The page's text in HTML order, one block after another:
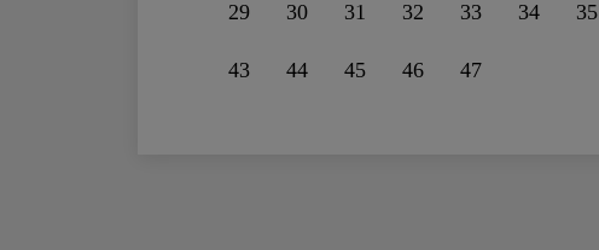
29 30 31 32 33 34 35
43 44 45 46 47